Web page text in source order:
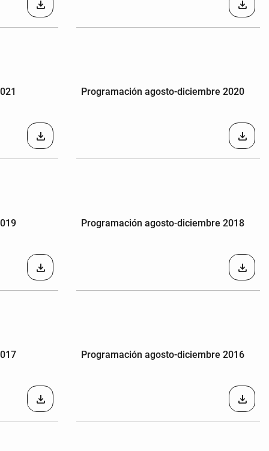
download download
download
Programación agosto-diciembre 2020
download
download
Programación agosto-diciembre 2018
download
download
Programación agosto-diciembre 2016
download